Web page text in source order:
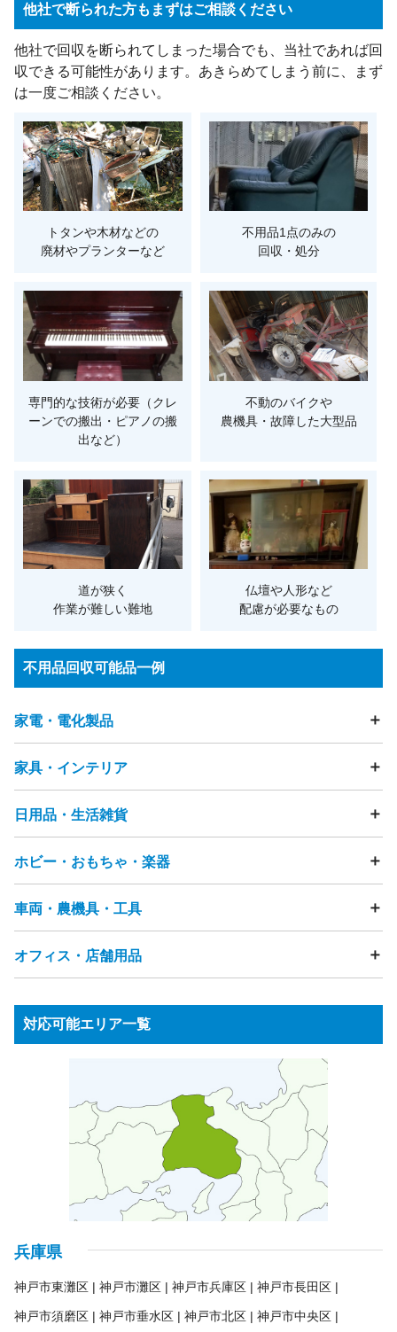
他社で断られた方もまずはご相談ください
他社で回収を断られてしまった場合でも、当社であれば回
収できる可能性があります。あきらめてしまう前に、まず
は一度ご相談ください。
トタンや木材などの
廃材やプランターなど
不用品1点のみの
回収・処分
専門的な技術が必要（クレ
ーンでの搬出・ピアノの搬
出など）
不動のバイクや
農機具・故障した大型品
道が狭く
作業が難しい難地
仏壇や人形など
配慮が必要なもの
不用品回収可能品一例
家電・電化製品
テレビ 冷蔵庫 洗濯機
照明器具・ライト
加湿器 除湿器 空気清浄機
扇風機
電動歯ブラシ
電気カミソリ
スマートフォン・タブレット・携帯電話
カメラ（フィルムカメラ・デジタルカメラ・ビデオカメラ)
炊飯器
電子レンジ
ジャーポット
食器洗い乾燥機・食洗機
プレイヤー・レコーダー（HDD・DVD・BD・ビデオ等）
オーディオプレーヤー
ステレオ（CD・MD・カセットテープ等）
アンプ
ラジオ パソコン・周辺機器
ノートパソコン
キーボード
ICレコーダー
家具・インテリア
テーブル ソファ
マッサージチェア
ベッド マットレス 布団
座布団
まくら
タンス・カラーボックス
鏡台・ドレッサー
踏み台
カーテン
網戸 雨戸 観葉植物
日用品・生活雑貨
食器・キッチン用品 フライパン
ゴミ箱
物干し竿 ハンガー 突っ張り棒
洗面用品
洋服・衣類
靴 バッグ
ホビー・おもちゃ・楽器
雑誌・漫画・本 おもちゃ
ゲーム機
ゲームコントローラー
ボードゲーム
家庭用遊具
パチンコ台・パチスロ機
アウトドア用品
水槽
車両・農機具・工具
自転車 タイヤ カー用品
チャイルドシート
バッテリー
工具・DIY用品
農機具・草刈機
高圧洗浄機
オフィス・店舗用品
応接セット 事務用品棚 OAラック
パーテーション
受付カウンター
ロッカー
蛍光灯・水銀灯
金庫
シュレッダー
業務用冷蔵庫
コールドテーブル
ゆで麺器
大型食器洗浄機
シンク アイスケース
ネタケース
冷凍ストッカー ショーケース ゴンドラ
消火器
対応可能エリア一覧
兵庫県
神戸市東灘区 神戸市灘区 神戸市兵庫区 神戸市長田区
神戸市須磨区 神戸市垂水区 神戸市北区 神戸市中央区